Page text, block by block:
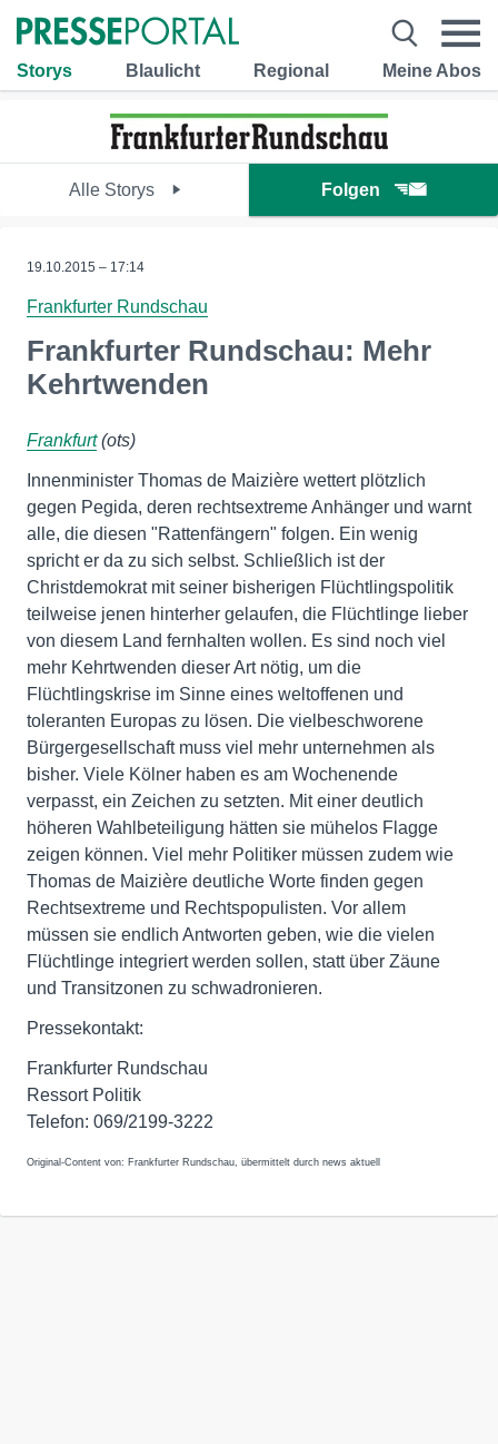
Storys Blaulicht Regional Meine Abos
Alle Storys Folgen
19.10.2015 – 17:14
Frankfurter Rundschau
Frankfurter Rundschau: Mehr
Kehrtwenden
Frankfurt(ots)
Innenminister Thomas de Maizière wettert plötzlich
gegen Pegida, deren rechtsextreme Anhänger und warnt
alle, die diesen "Rattenfängern" folgen. Ein wenig
spricht er da zu sich selbst. Schließlich ist der
Christdemokrat mit seiner bisherigen Flüchtlingspolitik
teilweise jenen hinterher gelaufen, die Flüchtlinge lieber
von diesem Land fernhalten wollen. Es sind noch viel
mehr Kehrtwenden dieser Art nötig, um die
Flüchtlingskrise im Sinne eines weltoffenen und
toleranten Europas zu lösen. Die vielbeschworene
Bürgergesellschaft muss viel mehr unternehmen als
bisher. Viele Kölner haben es am Wochenende
verpasst, ein Zeichen zu setzten. Mit einer deutlich
höheren Wahlbeteiligung hätten sie mühelos Flagge
zeigen können. Viel mehr Politiker müssen zudem wie
Thomas de Maizière deutliche Worte finden gegen
Rechtsextreme und Rechtspopulisten. Vor allem
müssen sie endlich Antworten geben, wie die vielen
Flüchtlinge integriert werden sollen, statt über Zäune
und Transitzonen zu schwadronieren.
Pressekontakt:
Frankfurter Rundschau
Ressort Politik
Telefon: 069/2199-3222
Original-Content von: Frankfurter Rundschau, übermittelt durch news aktuell